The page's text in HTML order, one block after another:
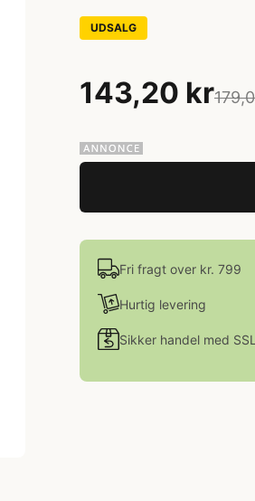
UDSALG
143,20 kr
Fri fragt over kr. 799
Hurtig levering
Sikker handel med SSL